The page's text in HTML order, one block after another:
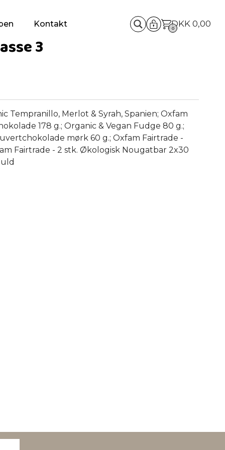
Kontakt DKK 0,00
0
3
Tempranillo, Merlot & Syrah, Spanien; Oxfam
178 g.; Organic & Vegan Fudge 80 g.;
mørk 60 g.; Oxfam Fairtrade -
Fairtrade - 2 stk. Økologisk Nougatbar 2x30